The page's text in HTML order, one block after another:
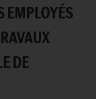
EMPLOYÉS
DE